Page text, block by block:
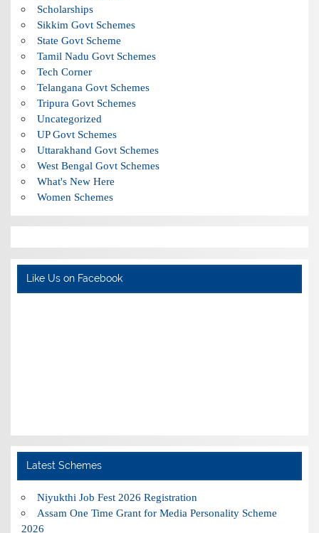
Scholarships
Sikkim Govt Schemes
State Govt Scheme
Tamil Nadu Govt Schemes
Tech Corner
Telangana Govt Schemes
Tripura Govt Schemes
Uncategorized
UP Govt Schemes
Uttarakhand Govt Schemes
West Bengal Govt Schemes
What's New Here
Women Schemes
Like Us on Facebook
Latest Schemes
Niyukthi Job Fest 2026 Registration
Assam One Time Grant for Media Personality Scheme
2026